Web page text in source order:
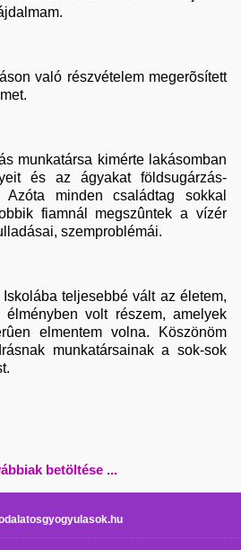
való részvételem megerõsített
munkatársa kimérte lakásomban
és az ágyakat földsugárzás-
minden családtag sokkal
fiamnál megszûntek a vízér
szemproblémái.
teljesebbé vált az életem,
volt részem, amelyek
elmentem volna. Köszönöm
munkatársainak a sok-sok
betöltése ...